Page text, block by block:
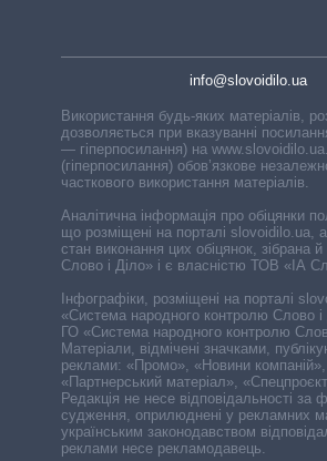
info@slovoidilo.ua
Використання будь-яких матеріалів,
дозволяється при вказуванні
— гіперпосилання) на
(гіперпосилання) обов’язкове
часткового використання матеріалів.
Аналітична інформація про обіцянки
що розміщені на порталі slovoidilo.ua, а
стан виконання цих обіцянок, зібрана
Слово і Діло» і є власністю ТОВ «ІА
Інфографіки, розміщені на порталі
«Система народного контролю Слово і
ГО «Система народного контролю
Матеріали, відмічені значками,
реклами: «Промо», «Новини компаній»,
«Партнерський матеріал»,
Редакція не несе відповідальності за
судження, оприлюднені у рекламних
українським законодавством
реклами несе рекламодавець.